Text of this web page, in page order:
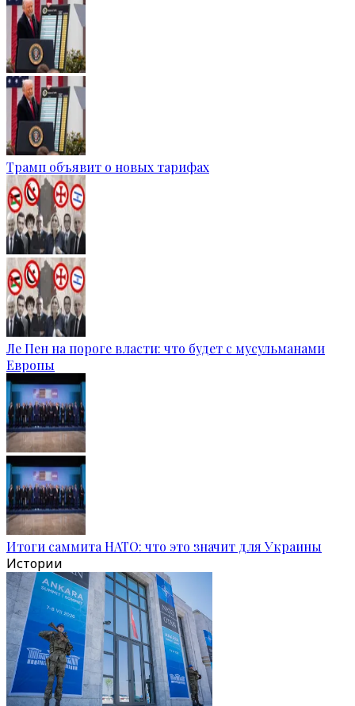
Трамп объявит о новых тарифах
Ле Пен на пороге власти: что будет с мусульманами
Европы
Итоги саммита НАТО: что это значит для Украины
Истории